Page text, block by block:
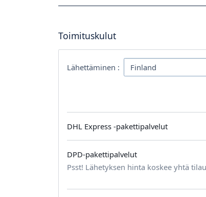
Toimituskulut
Lähettäminen :
DHL Express -pakettipalvelut
DPD-pakettipalvelut
Psst! Lähetyksen hinta koskee yhtä